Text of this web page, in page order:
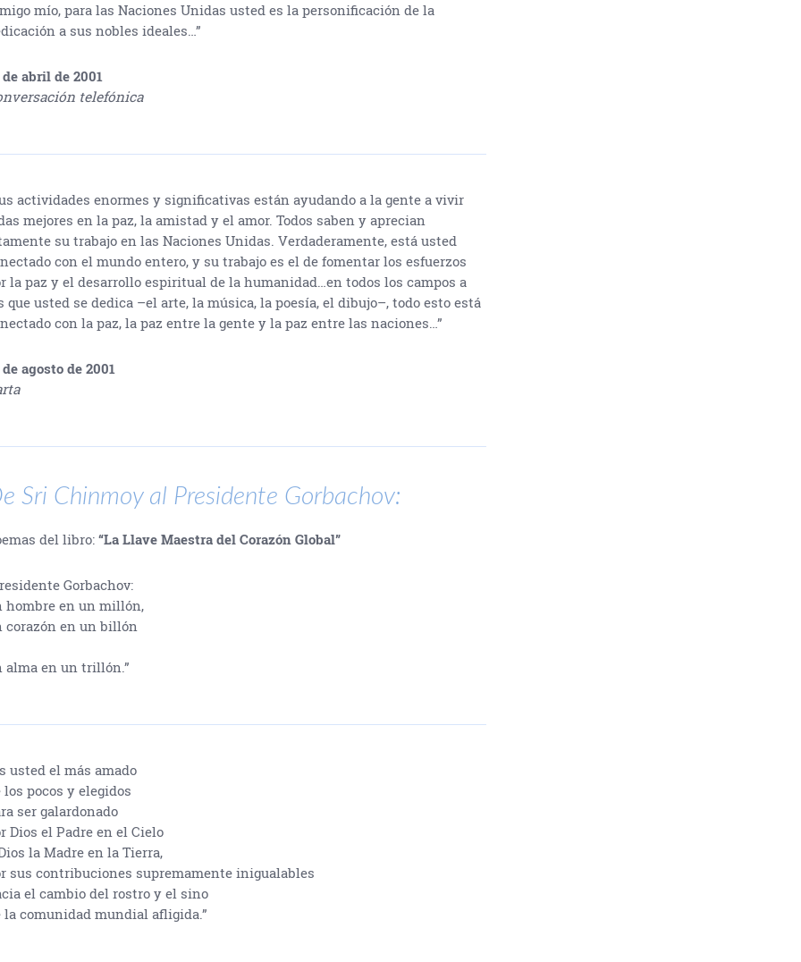
mío, para las Naciones Unidas usted es la personificación de la
a sus nobles ideales…”
de abril de 2001
telefónica
actividades enormes y significativas están ayudando a la gente a vivir
mejores en la paz, la amistad y el amor. Todos saben y aprecian
su trabajo en las Naciones Unidas. Verdaderamente, está usted
con el mundo entero, y su trabajo es el de fomentar los esfuerzos
la paz y el desarrollo espiritual de la humanidad…en todos los campos a
que usted se dedica –el arte, la música, la poesía, el dibujo–, todo esto está
con la paz, la paz entre la gente y la paz entre las naciones…”
de agosto de 2001
Sri Chinmoy al Presidente Gorbachov:
del libro: “La Llave Maestra del Corazón Global”
Gorbachov:
hombre en un millón,
corazón en un billón
alma en un trillón.”
usted el más amado
los pocos y elegidos
ser galardonado
Dios el Padre en el Cielo
la Madre en la Tierra,
sus contribuciones supremamente inigualables
el cambio del rostro y el sino
la comunidad mundial afligida.”